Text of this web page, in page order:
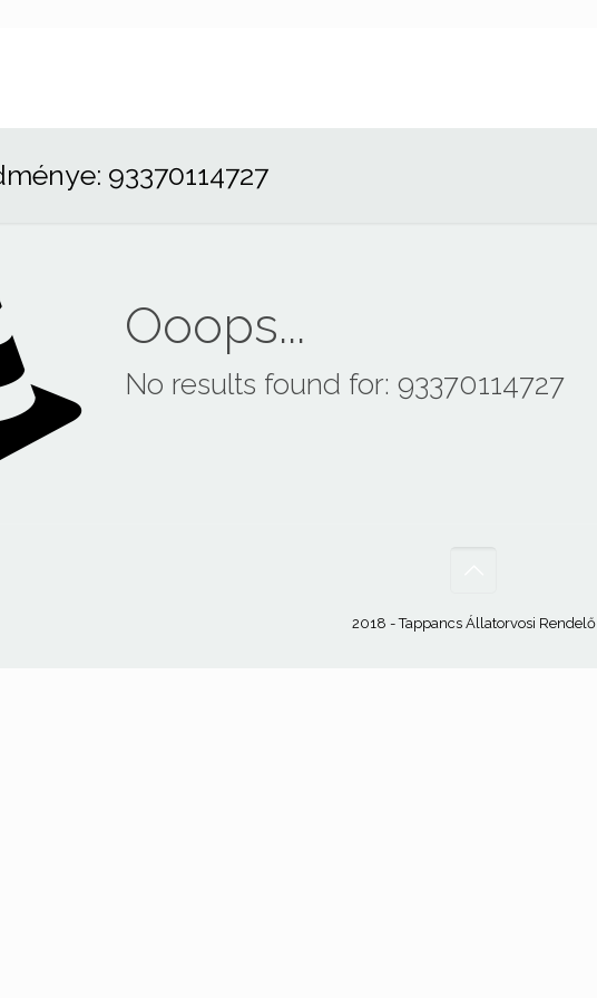
93370114727
Ooops...
No results found for: 93370114727
2018 - Tappancs Állatorvosi Rendelő